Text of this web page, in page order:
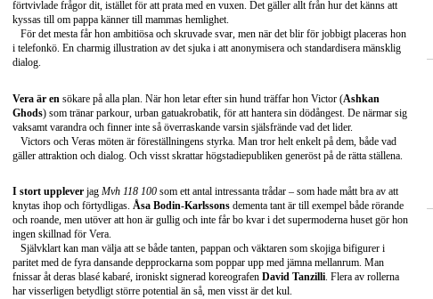
förtvivlade frågor dit, istället för att prata med en vuxen. Det gäller allt från hur det känns att
kyssas till om pappa känner till mammas hemlighet.
För det mesta får hon ambitiösa och skruvade svar, men när det blir för jobbigt placeras hon
i telefonkö. En charmig illustration av det sjuka i att anonymisera och standardisera mänsklig
dialog.
Vera är en sökare på alla plan. När hon letar efter sin hund träffar hon Victor (Ashkan
Ghods) som tränar parkour, urban gatuakrobatik, för att hantera sin dödångest. De närmar sig
vaksamt varandra och finner inte så överraskande varsin själsfrände vad det lider.
Victors och Veras möten är föreställningens styrka. Man tror helt enkelt på dem, både vad
gäller attraktion och dialog. Och visst skrattar högstadiepubliken generöst på de rätta ställena.
I stort upplever jag Mvh 118 100 som ett antal intressanta trådar – som hade mått bra av att
knytas ihop och förtydligas. Åsa Bodin-Karlssons dementa tant är till exempel både rörande
och roande, men utöver att hon är gullig och inte får bo kvar i det supermoderna huset gör hon
ingen skillnad för Vera.
Självklart kan man välja att se både tanten, pappan och väktaren som skojiga bifigurer i
paritet med de fyra dansande depprockarna som poppar upp med jämna mellanrum. Man
fnissar åt deras blasé kabaré, ironiskt signerad koreografen David Tanzilli. Flera av rollerna
har visserligen betydligt större potential än så, men visst är det kul.